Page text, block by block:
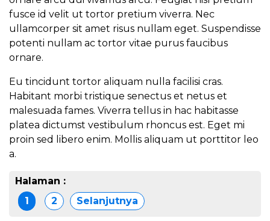
fusce id velit ut tortor pretium viverra. Nec
ullamcorper sit amet risus nullam eget. Suspendisse
potenti nullam ac tortor vitae purus faucibus
ornare.
Eu tincidunt tortor aliquam nulla facilisi cras.
Habitant morbi tristique senectus et netus et
malesuada fames. Viverra tellus in hac habitasse
platea dictumst vestibulum rhoncus est. Eget mi
proin sed libero enim. Mollis aliquam ut porttitor leo
a.
Halaman :
1
2 Selanjutnya